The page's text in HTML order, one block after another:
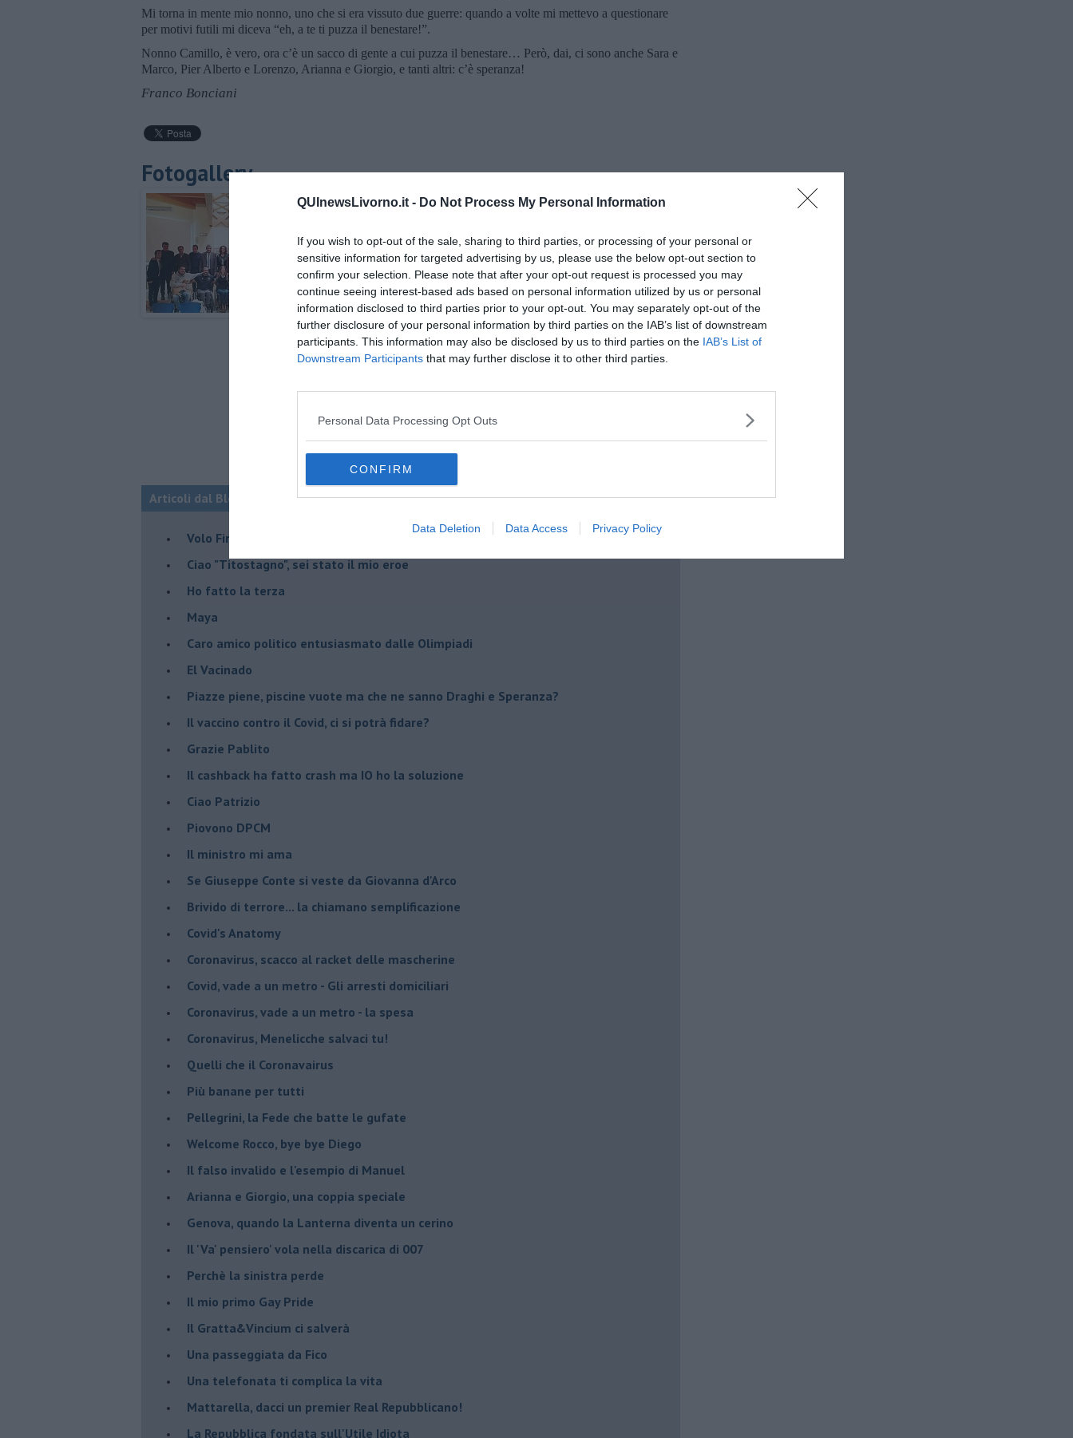
QUInewsLivorno.it - Do Not Process My Personal Information
If you wish to opt-out of the sale, sharing to third parties, or processing of your personal or
sensitive information for targeted advertising by us, please use the below opt-out section to
confirm your selection. Please note that after your opt-out request is processed you may
continue seeing interest-based ads based on personal information utilized by us or personal
information disclosed to third parties prior to your opt-out. You may separately opt-out of the
further disclosure of your personal information by third parties on the IAB’s list of downstream
participants. This information may also be disclosed by us to third parties on the IAB’s List of
Downstream Participants that may further disclose it to other third parties.
Personal Data Processing Opt Outs
CONFIRM
Data Deletion Data Access Privacy Policy
Mi torna in mente mio nonno, uno che si era vissuto due guerre: quando a volte mi mettevo a questionare
per motivi futili mi diceva “eh, a te ti puzza il benestare!”.
Nonno Camillo, è vero, ora c’è un sacco di gente a cui puzza il benestare… Però, dai, ci sono anche Sara e
Marco, Pier Alberto e Lorenzo, Arianna e Giorgio, e tanti altri: c’è speranza!
Franco Bonciani
Fotogallery
Articoli dal Blog “Turbative” di Franco Bonciani
Volo Firenze-Barcellona, storia assurda di 12 valigie scomparse
Ciao "Titostagno", sei stato il mio eroe
Ho fatto la terza
Maya
Caro amico politico entusiasmato dalle Olimpiadi
El Vacinado
Piazze piene, piscine vuote ma che ne sanno Draghi e Speranza?
​Il vaccino contro il Covid, ci si potrà fidare?
Grazie Pablito
Il cashback ha fatto crash ma IO ho la soluzione
Ciao Patrizio
Piovono DPCM
Il ministro mi ama
Se Giuseppe Conte si veste da Giovanna d'Arco
Brivido di terrore... la chiamano semplificazione
Covid's Anatomy
Coronavirus, scacco al racket delle mascherine
Covid, vade a un metro - Gli arresti domiciliari
Coronavirus, vade a un metro - la spesa
Coronavirus, Menelicche salvaci tu!
Quelli che il Coronavairus
Più banane per tutti
Pellegrini, la Fede che batte le gufate
Welcome Rocco, bye bye Diego
Il falso invalido e l'esempio di Manuel
Arianna e Giorgio, una coppia speciale
Genova, quando la Lanterna diventa un cerino
Il 'Va' pensiero' vola nella discarica di 007
Perchè la sinistra perde
Il mio primo Gay Pride
Il Gratta&Vincium ci salverà
Una passeggiata da Fico
Una telefonata ti complica la vita
Mattarella, dacci un premier Real Repubblicano!
La Repubblica fondata sull'Utile Idiota